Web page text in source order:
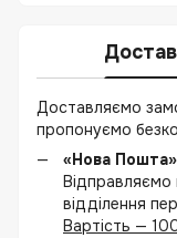
Доставляємо
пропонуємо
«Нова Пошта»
Відправляємо
відділення
Вартість —